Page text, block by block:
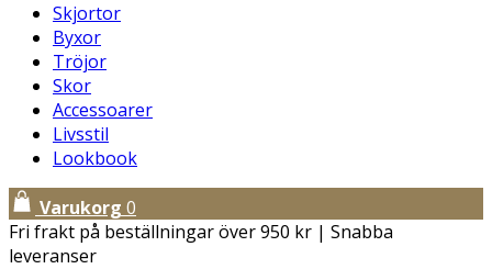
Skjortor
Byxor
Tröjor
Skor
Accessoarer
Livsstil
Lookbook
Varukorg 0
Fri frakt på beställningar över 950 kr | Snabba
leveranser